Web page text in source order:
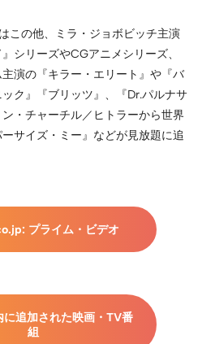
この他、ミラ・ジョボビッチ主演
シリーズやCGアニメシリーズ、
演の『キラー・エリート』や『バ
ク』『ブリッツ』、『Dr.パルナサ
・チャーチル／ヒトラーから世界
サイズ・ミー』などが見放題に追
プライム・ビデオ
追加された映画・TV番
組